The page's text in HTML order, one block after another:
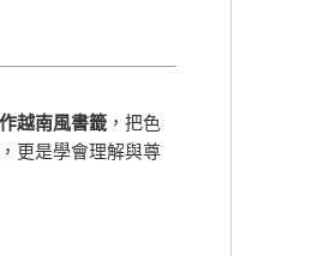
越南風書籤 ，把色
更是學會理解與尊